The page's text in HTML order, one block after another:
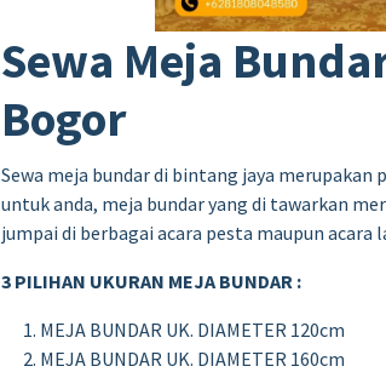
Sewa Meja
Bogor
Sewa meja bundar di bintang jaya
untuk anda, meja bundar yang di tawarkan
jumpai di berbagai acara pesta maupun acara
3 PILIHAN UKURAN MEJA BUNDAR :
MEJA BUNDAR UK. DIAMETER 120cm
MEJA BUNDAR UK. DIAMETER 160cm